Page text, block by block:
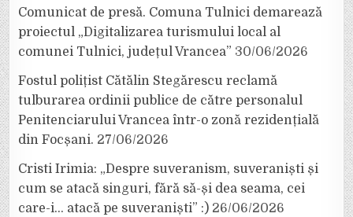
Comunicat de presă. Comuna Tulnici demarează
proiectul „Digitalizarea turismului local al
comunei Tulnici, județul Vrancea” 30/06/2026
Fostul polițist Cătălin Stegărescu reclamă
tulburarea ordinii publice de către personalul
Penitenciarului Vrancea într-o zonă rezidențială
din Focșani. 27/06/2026
Cristi Irimia: „Despre suveranism, suveraniști și
cum se atacă singuri, fără să-și dea seama, cei
care-i… atacă pe suveraniști” :) 26/06/2026